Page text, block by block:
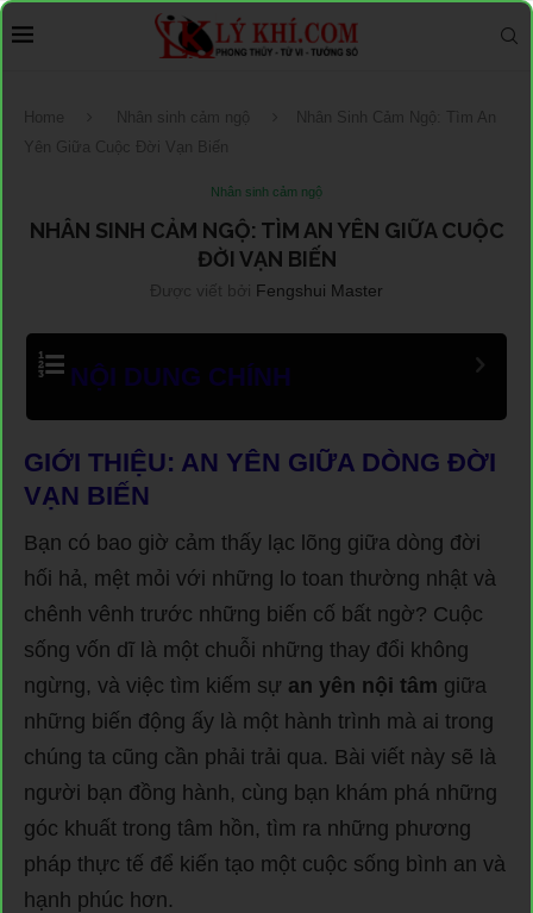
Home Nhân sinh cảm ngộ
Nhân Sinh Cảm Ngộ: Tìm An
Yên Giữa Cuộc Đời Vạn Biến
Nhân sinh cảm ngộ
NHÂN SINH CẢM NGỘ: TÌM AN YÊN GIỮA CUỘC
ĐỜI VẠN BIẾN
Được viết bởi Fengshui Master
NỘI DUNG CHÍNH
GIỚI THIỆU: AN YÊN GIỮA DÒNG ĐỜI
VẠN BIẾN
Bạn có bao giờ cảm thấy lạc lõng giữa dòng đời
hối hả, mệt mỏi với những lo toan thường nhật và
chênh vênh trước những biến cố bất ngờ? Cuộc
sống vốn dĩ là một chuỗi những thay đổi không
ngừng, và việc tìm kiếm sự an yên nội tâm giữa
những biến động ấy là một hành trình mà ai trong
chúng ta cũng cần phải trải qua. Bài viết này sẽ là
người bạn đồng hành, cùng bạn khám phá những
góc khuất trong tâm hồn, tìm ra những phương
pháp thực tế để kiến tạo một cuộc sống bình an và
hạnh phúc hơn.